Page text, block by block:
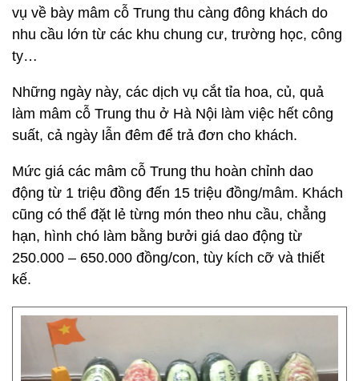
vụ về bày mâm cỗ Trung thu càng đông khách do
nhu cầu lớn từ các khu chung cư, trường học, công
ty…
Những ngày này, các dịch vụ cắt tỉa hoa, củ, quả
làm mâm cỗ Trung thu ở Hà Nội làm việc hết công
suất, cả ngày lẫn đêm để trả đơn cho khách.
Mức giá các mâm cỗ Trung thu hoàn chỉnh dao
động từ 1 triệu đồng đến 15 triệu đồng/mâm. Khách
cũng có thể đặt lẻ từng món theo nhu cầu, chẳng
hạn, hình chó làm bằng bưởi giá dao động từ
250.000 – 650.000 đồng/con, tùy kích cỡ và thiết
kế.